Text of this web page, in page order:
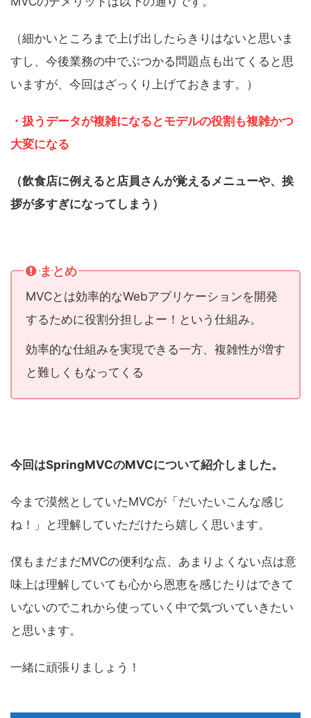
（細かいところまで上げ出したらきりはないと思いま
すし、今後業務の中でぶつかる問題点も出てくると思
いますが、今回はざっくり上げておきます。）
・扱うデータが複雑になるとモデルの役割も複雑かつ
大変になる
（飲食店に例えると店員さんが覚えるメニューや、挨
拶が多すぎになってしまう）
まとめ
MVCとは効率的なWebアプリケーションを開発
するために役割分担しよー！という仕組み。
効率的な仕組みを実現できる一方、複雑性が増す
と難しくもなってくる
今回はSpringMVCのMVCについて紹介しました。
今まで漠然としていたMVCが「だいたいこんな感じ
ね！」と理解していただけたら嬉しく思います。
僕もまだまだMVCの便利な点、あまりよくない点は意
味上は理解していても心から恩恵を感じたりはできて
いないのでこれから使っていく中で気づいていきたい
と思います。
一緒に頑張りましょう！